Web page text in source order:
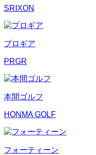
SRIXON
プロギア
PRGR
本間ゴルフ
HONMA GOLF
フォーティーン